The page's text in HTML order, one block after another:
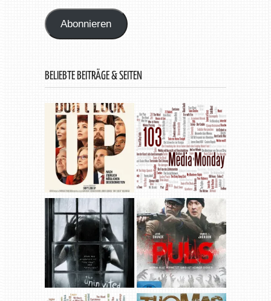
Abonnieren
BELIEBTE BEITRÄGE & SEITEN